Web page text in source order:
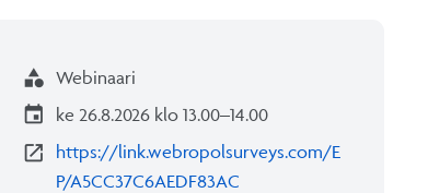
category Webinaari
event ke 26.8.2026 klo 13.00–14.00
open_in_new
https://link.webropolsurveys.com/E
P/A5CC37C6AEDF83AC